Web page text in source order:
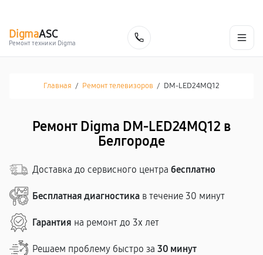
DigmaASC
Ремонт техники Digma
Главная / Ремонт телевизоров / DM-LED24MQ12
Ремонт Digma DM-LED24MQ12 в
Белгороде
Доставка до сервисного центра бесплатно
Бесплатная диагностика в течение 30 минут
Гарантия на ремонт до 3х лет
Решаем проблему быстро за 30 минут